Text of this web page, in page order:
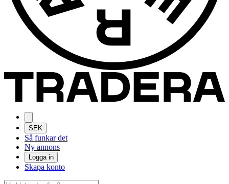
SEK
Så funkar det
Ny annons
Logga in
Skapa konto